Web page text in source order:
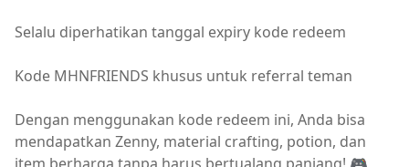
Selalu diperhatikan tanggal expiry kode redeem
Kode MHNFRIENDS khusus untuk referral teman
Dengan menggunakan kode redeem ini, Anda bisa
mendapatkan Zenny, material crafting, potion, dan